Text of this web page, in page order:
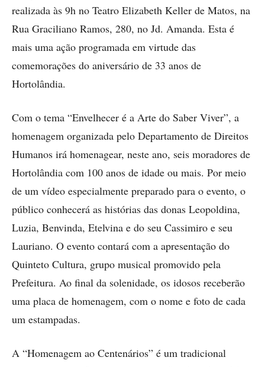
realizada às 9h no Teatro Elizabeth Keller de Matos, na
Rua Graciliano Ramos, 280, no Jd. Amanda. Esta é
mais uma ação programada em virtude das
comemorações do aniversário de 33 anos de
Hortolândia.
Com o tema “Envelhecer é a Arte do Saber Viver”, a
homenagem organizada pelo Departamento de Direitos
Humanos irá homenagear, neste ano, seis moradores de
Hortolândia com 100 anos de idade ou mais. Por meio
de um vídeo especialmente preparado para o evento, o
público conhecerá as histórias das donas Leopoldina,
Luzia, Benvinda, Etelvina e do seu Cassimiro e seu
Lauriano. O evento contará com a apresentação do
Quinteto Cultura, grupo musical promovido pela
Prefeitura. Ao final da solenidade, os idosos receberão
uma placa de homenagem, com o nome e foto de cada
um estampadas.
A “Homenagem ao Centenários” é um tradicional